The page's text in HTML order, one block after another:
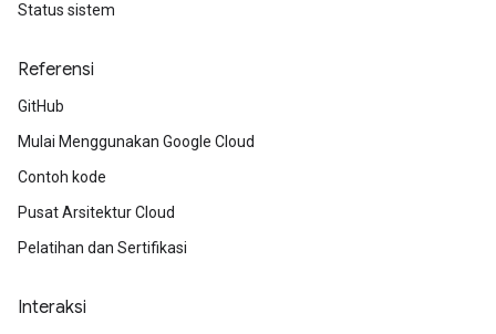
Status sistem
Referensi
GitHub
Mulai Menggunakan Google Cloud
Contoh kode
Pusat Arsitektur Cloud
Pelatihan dan Sertifikasi
Interaksi